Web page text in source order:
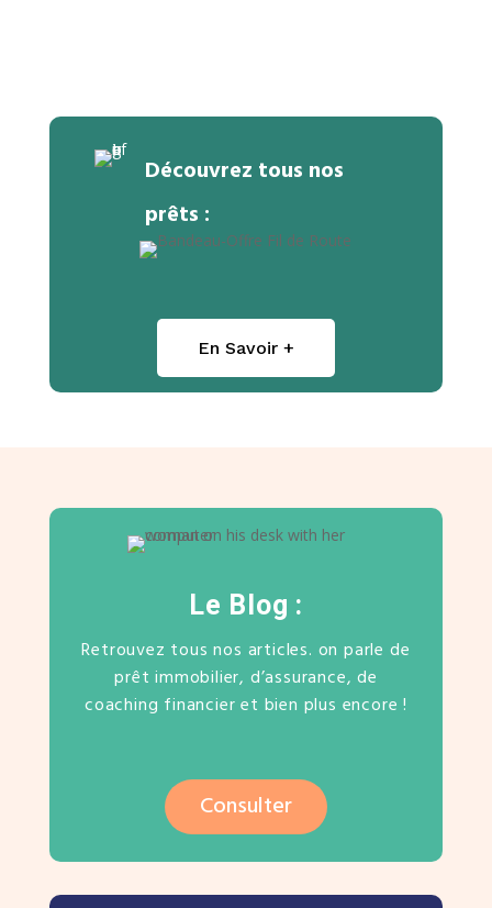
Découvrez tous nos
prêts :
En Savoir +
Le Blog :
Retrouvez tous nos articles. on parle de
prêt immobilier, d’assurance, de
coaching financier et bien plus encore !
Consulter